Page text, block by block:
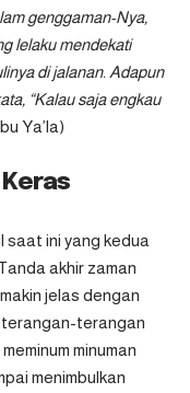
genggaman-Nya,
lelaku mendekati
di jalanan. Adapun
“Kalau saja engkau
Ya’la)
saat ini yang kedua
akhir zaman
jelas dengan
terangan-terangan
minuman
menimbulkan